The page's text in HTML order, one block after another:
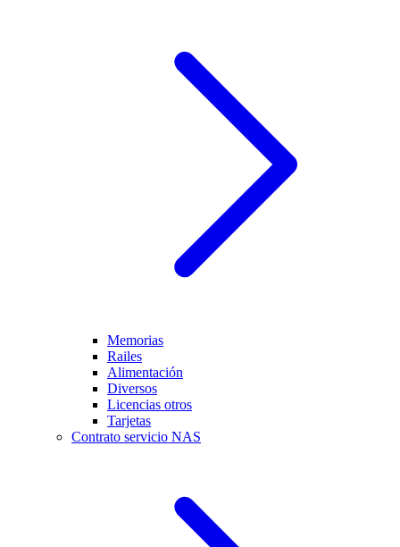
Memorias
Railes
Alimentación
Diversos
Licencias otros
Tarjetas
Contrato servicio NAS